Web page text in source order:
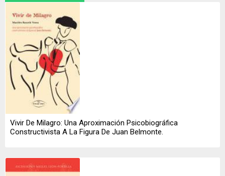
Vivir De Milagro: Una Aproximación Psicobiográfica
Constructivista A La Figura De Juan Belmonte.